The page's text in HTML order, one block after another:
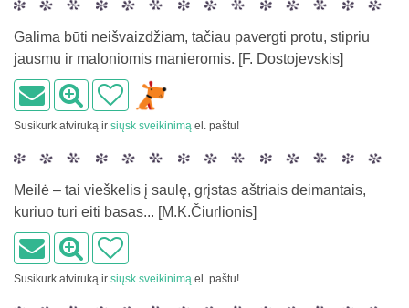
Galima būti neišvaizdžiam, tačiau pavergti protu, stipriu
jausmu ir maloniomis manieromis. [F. Dostojevskis]
Susikurk atviruką ir siųsk sveikinimą el. paštu!
Meilė – tai vieškelis į saulę, grįstas aštriais deimantais,
kuriuo turi eiti basas... [M.K.Čiurlionis]
Susikurk atviruką ir siųsk sveikinimą el. paštu!